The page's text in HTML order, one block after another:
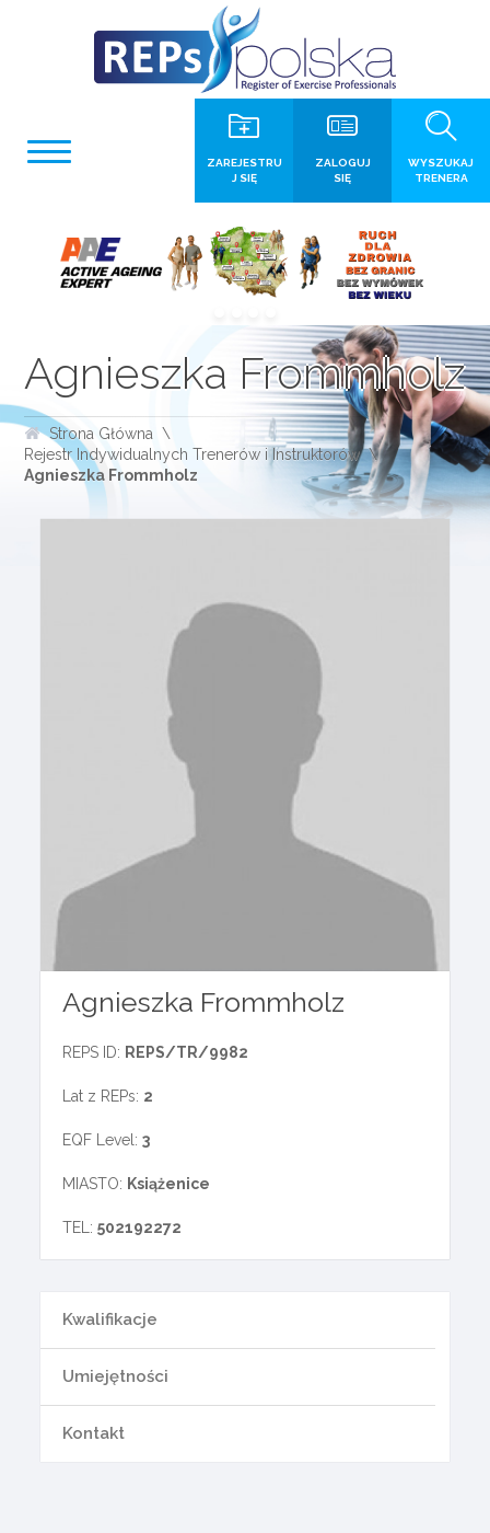
WYSZUKAJ
TRENERA
ZALOGUJ
SIĘ
ZAREJESTRU
J SIĘ
Agnieszka Frommholz
Strona Główna
Rejestr Indywidualnych Trenerów i Instruktorów
Agnieszka Frommholz
Agnieszka Frommholz
REPS ID: REPS/TR/9982
Lat z REPs: 2
EQF Level:3
MIASTO: Książenice
TEL:502192272
Kwalifikacje
Umiejętności
Kontakt